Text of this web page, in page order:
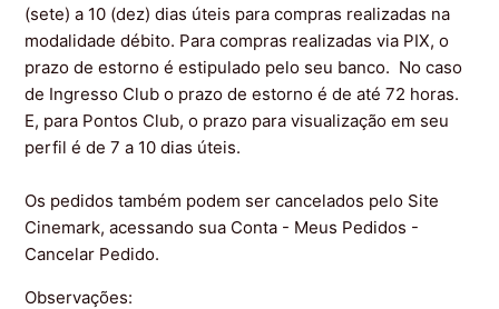
(sete) a 10 (dez) dias úteis para compras realizadas na
modalidade débito. Para compras realizadas via PIX, o
prazo de estorno é estipulado pelo seu banco. No caso
de Ingresso Club o prazo de estorno é de até 72 horas.
E, para Pontos Club, o prazo para visualização em seu
perfil é de 7 a 10 dias úteis.
Os pedidos também podem ser cancelados pelo Site
Cinemark, acessando sua Conta - Meus Pedidos -
Cancelar Pedido.
Observações: